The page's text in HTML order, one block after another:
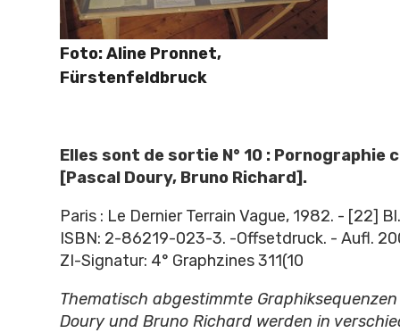
Foto: Aline Pronnet,
Fürstenfeldbruck
Elles sont de sortie N° 10 : Pornographie
[Pascal Doury, Bruno Richard].
Paris : Le Dernier Terrain Vague, 1982. - [22]
ISBN: 2-86219-023-3. -Offsetdruck. - Aufl.
ZI-Signatur: 4° Graphzines 311(10
Thematisch abgestimmte
Doury und Bruno Richard werden in